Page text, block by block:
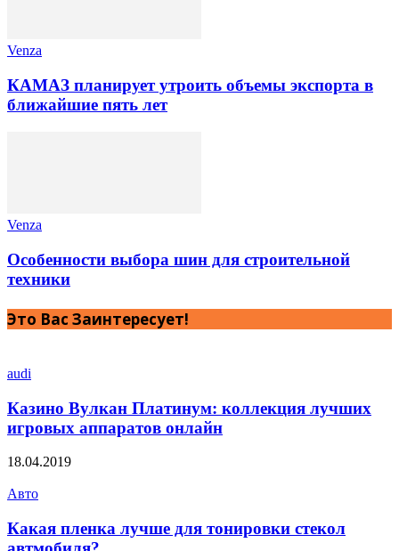
Venza
КАМАЗ планирует утроить объемы экспорта в
ближайшие пять лет
Venza
Особенности выбора шин для строительной
техники
Это Вас Заинтересует!
audi
Казино Вулкан Платинум: коллекция лучших
игровых аппаратов онлайн
18.04.2019
Авто
Какая пленка лучше для тонировки стекол